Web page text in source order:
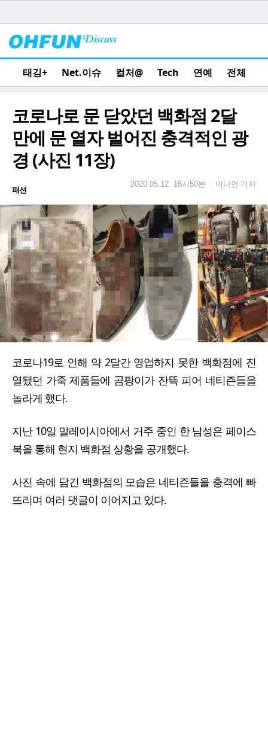
태깅+ Net.이슈 컬처@ Tech 연예 전체
코로나로 문 닫았던 백화점 2달
만에 문 열자 벌어진 충격적인 광
경 (사진 11장)
패션
2020.05.12. 16시50분 이나연 기자
코로나19로 인해 약 2달간 영업하지 못한 백화점에 진
열됐던 가죽 제품들에 곰팡이가 잔뜩 피어 네티즌들을
놀라게 했다.
지난 10일 말레이시아에서 거주 중인 한 남성은 페이스
북을 통해 현지 백화점 상황을 공개했다.
사진 속에 담긴 백화점의 모습은 네티즌들을 충격에 빠
뜨리며 여러 댓글이 이어지고 있다.